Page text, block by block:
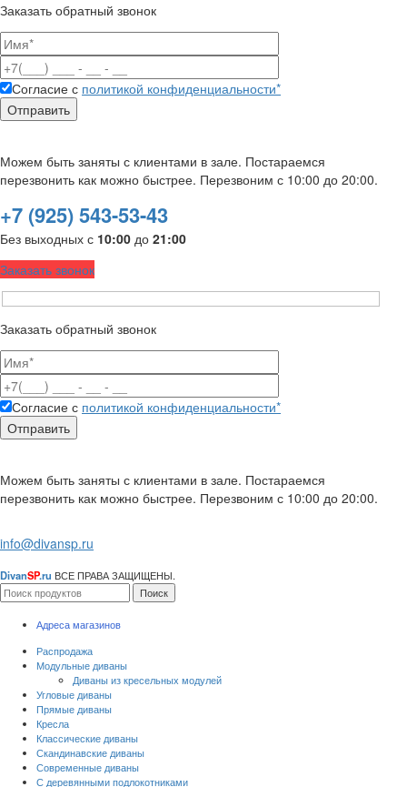
Заказать обратный звонок
Согласие с политикой конфиденциальности*
Можем быть заняты с клиентами в зале. Постараемся
перезвонить как можно быстрее. Перезвоним с 10:00 до 20:00.
+7 (925) 543-53-43
Без выходных с 10:00 до 21:00
Заказать звонок
Заказать обратный звонок
Согласие с политикой конфиденциальности*
Можем быть заняты с клиентами в зале. Постараемся
перезвонить как можно быстрее. Перезвоним с 10:00 до 20:00.
info@divansp.ru
DivanSP.ru ВСЕ ПРАВА ЗАЩИЩЕНЫ.
Поиск
Адреса магазинов
Распродажа
Модульные диваны
Диваны из кресельных модулей
Угловые диваны
Прямые диваны
Кресла
Классические диваны
Скандинавские диваны
Современные диваны
С деревянными подлокотниками